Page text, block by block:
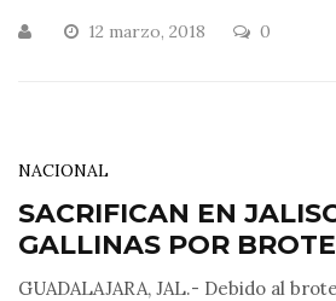
12 marzo, 2018 0
NACIONAL
SACRIFICAN EN
GALLINAS POR
GUADALAJARA, JAL.- Debido al